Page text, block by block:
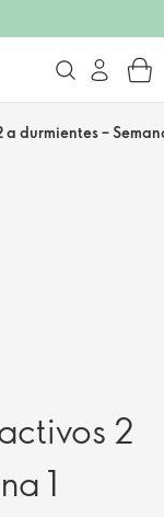
a durmientes –
2
1